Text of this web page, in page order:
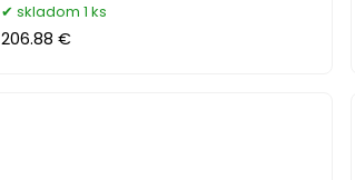
skladom 1 ks
206.88 €